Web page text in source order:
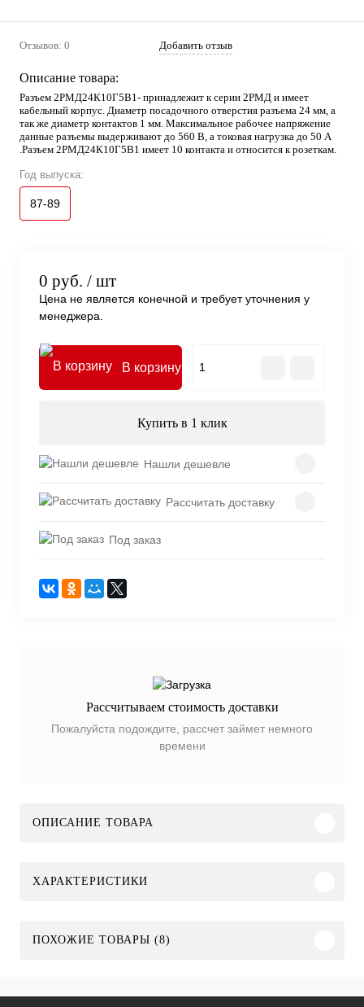
Отзывов: 0 Добавить отзыв
Описание товара:
Разъем 2РМД24К10Г5В1- принадлежит к серии 2РМД и имеет
кабельный корпус. Диаметр посадочного отверстия разъема 24 мм, а
так же диаметр контактов 1 мм. Максимальное рабочее напряжение
данные разъемы выдерживают до 560 В, а токовая нагрузка до 50 А
.Разъем 2РМД24К10Г5В1 имеет 10 контакта и относится к розеткам.
Год выпуска:
87-89
0 руб. / шт
Цена не является конечной и требует уточнения у
менеджера.
В корзину
Купить в 1 клик
Нашли дешевле
Рассчитать доставку
Под заказ
Рассчитываем стоимость доставки
Пожалуйста подождите, рассчет займет немного
времени
ОПИСАНИЕ ТОВАРА
ХАРАКТЕРИСТИКИ
ПОХОЖИЕ ТОВАРЫ (8)